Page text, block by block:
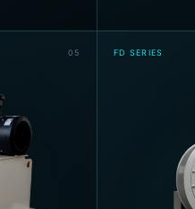
0 5 FD SERIES